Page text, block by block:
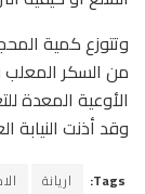
الأوعية المعدة
وقد أذنت
Tags: اريانة